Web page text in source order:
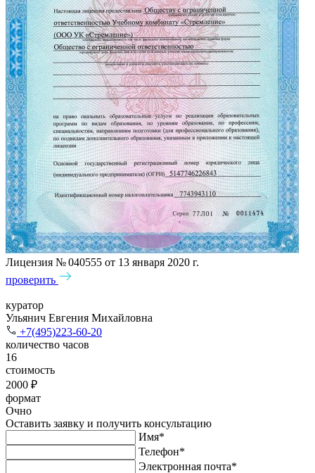
Лицензия № 040555 от 13 января 2020 г.
проверить
куратор
Ульянич Евгения Михайловна
+7(495)223-60-20
количество часов
16
стоимость
2000 ₽
формат
Очно
Оставить заявку и получить консультацию
Имя*
Телефон*
Электронная почта*